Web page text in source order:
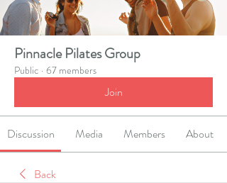
Pinnacle Pilates Group
Public · 67 members
Join
Discussion Media Members About
Back